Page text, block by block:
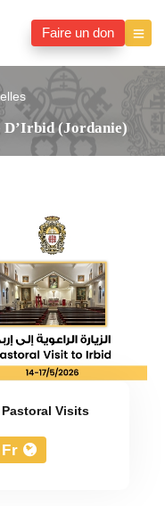
Faire un don
D’Irbid (Jordanie)
Pastoral Visits
Fr